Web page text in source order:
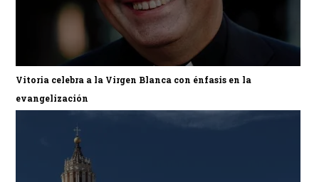
Vitoria celebra a la Virgen Blanca con énfasis en la
evangelización